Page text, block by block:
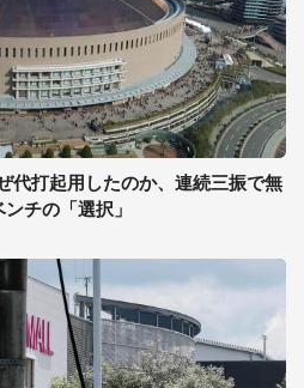
代打起用したのか、連続三振で無
チの「選択」